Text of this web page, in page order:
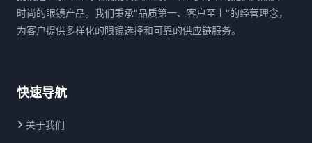
时尚的眼镜产品。我们秉承"品质第一、客户至上"的经营理念，
为客户提供多样化的眼镜选择和可靠的供应链服务。
快速导航
关于我们